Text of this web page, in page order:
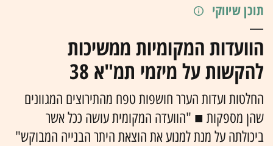
תוכן שיווקי
הוועדות המקומיות ממשיכות
להקשות על מיזמי תמ"א 38
החלטות ועדות הערר חושפות טפח מהתירוצים המגוונים
שהן מספקות ■ "הוועדה המקומית עושה ככל אשר
ביכולתה על מנת למנוע את הוצאת היתר הבנייה המבוקש"